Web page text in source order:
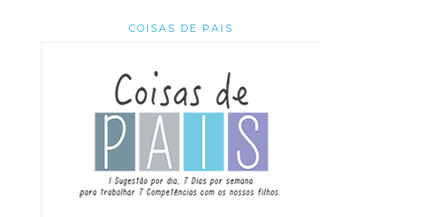
COISAS DE PAIS